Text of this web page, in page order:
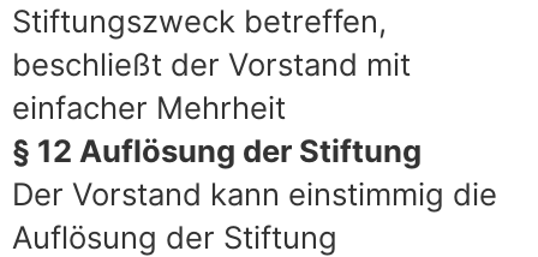
Stiftungszweck betreffen,
beschließt der Vorstand mit
einfacher Mehrheit
§ 12 Auflösung der Stiftung
Der Vorstand kann einstimmig die
Auflösung der Stiftung